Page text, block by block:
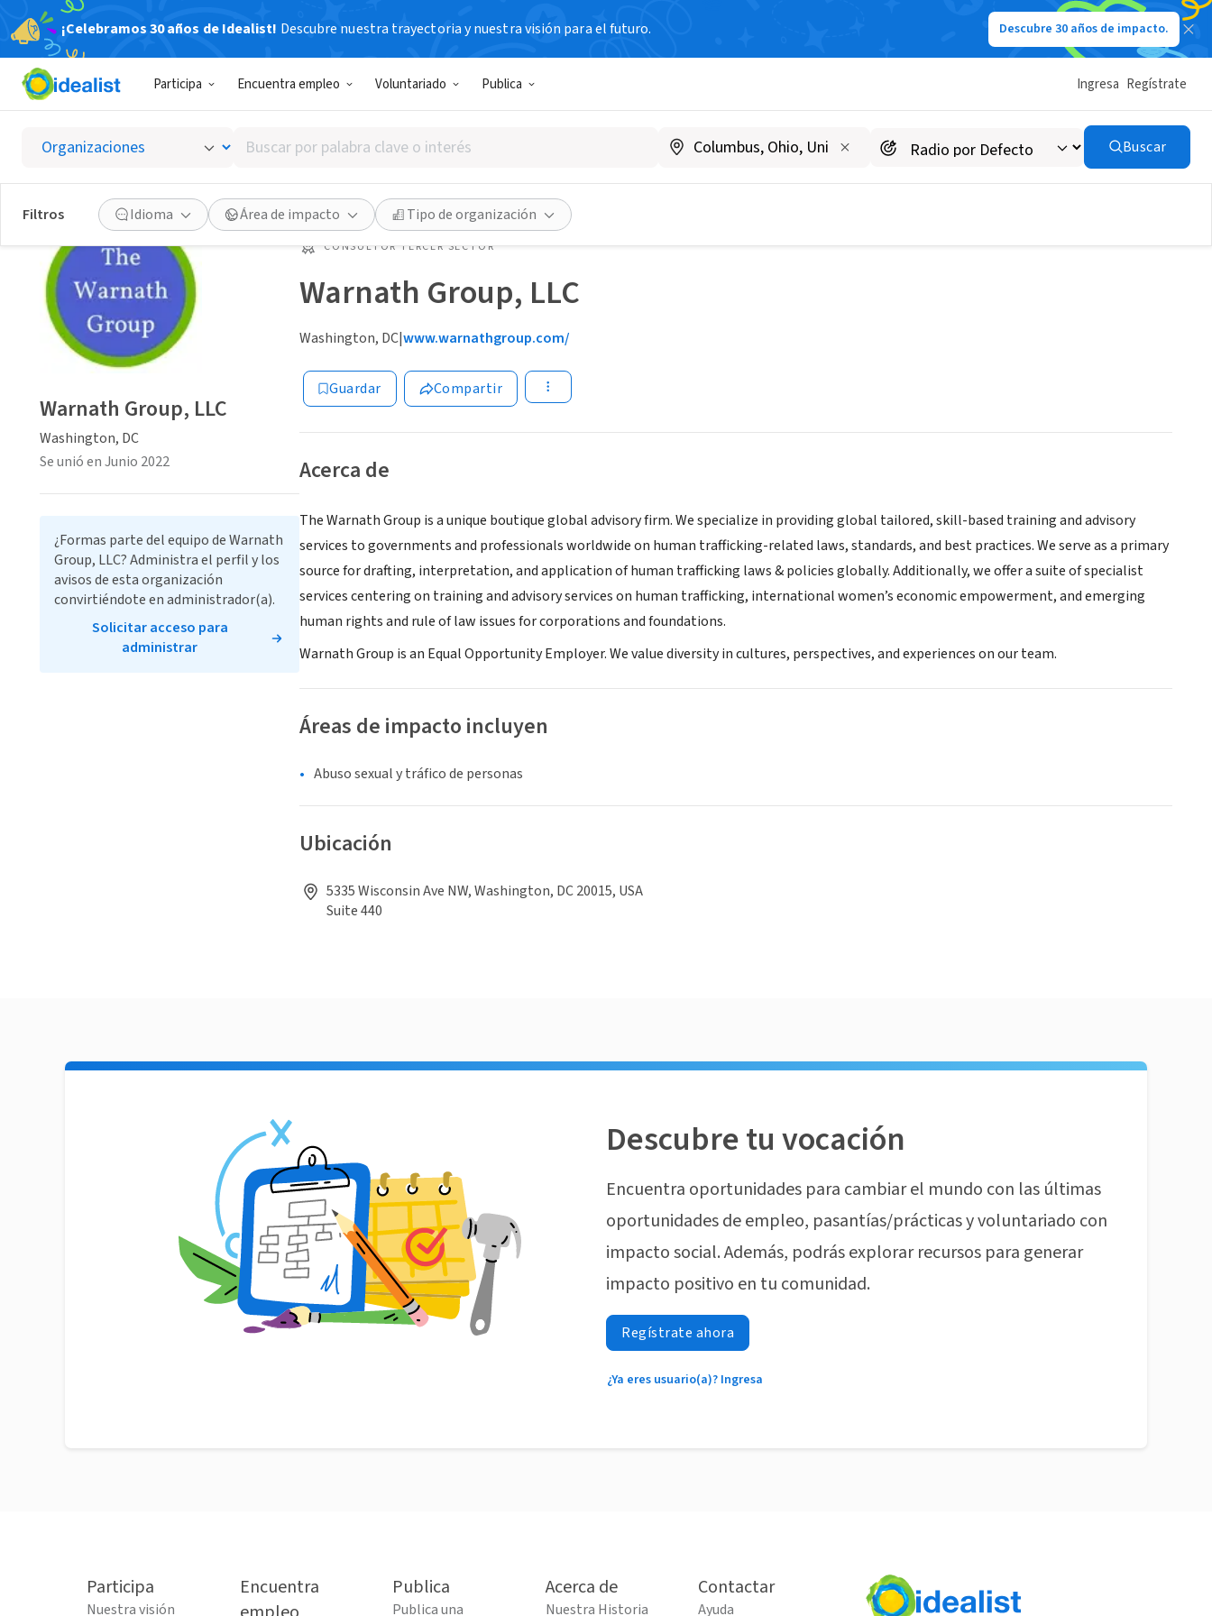
¡Celebramos 30 años de Idealist! Descubre nuestra trayectoria y nuestra visión para el futuro. Descubre 30 años de impacto.
Participa Encuentra empleo Voluntariado Publica Ingresa Regístrate
Buscar
por
palabra
clave
o
interés
Buscar
Filtros Idioma Área de impacto Tipo de organización
CONSULTOR TERCER SECTOR
Warnath Group, LLC
Washington, DC|www.warnathgroup.com/
Guardar Compartir
Acerca de
The Warnath Group is a unique boutique global advisory firm. We specialize in providing global tailored, skill-based training and advisory
services to governments and professionals worldwide on human trafficking-related laws, standards, and best practices. We serve as a primary
source for drafting, interpretation, and application of human trafficking laws & policies globally. Additionally, we offer a suite of specialist
services centering on training and advisory services on human trafficking, international women’s economic empowerment, and emerging
human rights and rule of law issues for corporations and foundations.
Warnath Group is an Equal Opportunity Employer. We value diversity in cultures, perspectives, and experiences on our team.
Áreas de impacto incluyen
Abuso sexual y tráfico de personas
Ubicación
5335 Wisconsin Ave NW, Washington, DC 20015, USA
Suite 440
Warnath Group, LLC
Washington, DC
Se unió en Junio 2022
¿Formas parte del equipo de Warnath
Group, LLC? Administra el perfil y los
avisos de esta organización
convirtiéndote en administrador(a).
Solicitar acceso para
administrar
Descubre tu vocación
Encuentra oportunidades para cambiar el mundo con las últimas
oportunidades de empleo, pasantías/prácticas y voluntariado con
impacto social. Además, podrás explorar recursos para generar
impacto positivo en tu comunidad.
Regístrate ahora
¿Ya eres usuario(a)? Ingresa
Participa
Nuestra visión
Encuentra
Publica
Publica una
Acerca de
Nuestra Historia
Contactar
Ayuda